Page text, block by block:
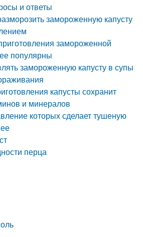
и ответы
замороженную капусту
замороженной
популярны
замороженную капусту в супы
капусты сохранит
и минералов
которых сделает тушеную
перца